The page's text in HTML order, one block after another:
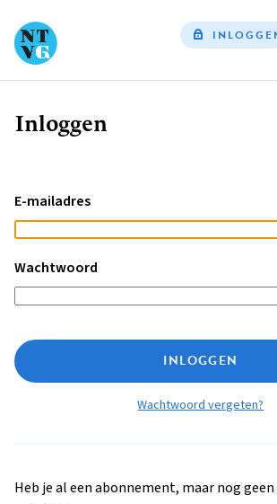
Kruimelpad
Inloggen
E-mailadres
Wachtwoord
INLOGGEN
Wachtwoord vergeten?
Heb je al een abonnement, maar nog